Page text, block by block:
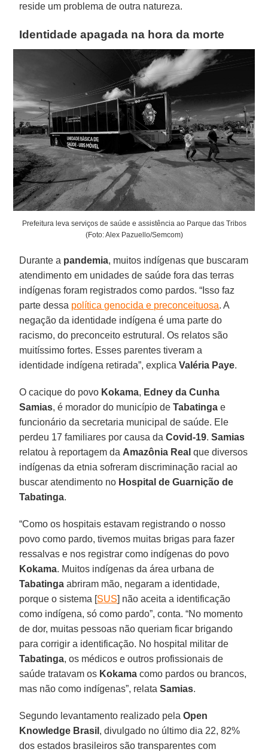
reside um problema de outra natureza.
Identidade apagada na hora da morte
Prefeitura leva serviços de saúde e assistência ao Parque das Tribos
(Foto: Alex Pazuello/Semcom)
Durante a pandemia, muitos indígenas que buscaram
atendimento em unidades de saúde fora das terras
indígenas foram registrados como pardos. “Isso faz
parte dessa política genocida e preconceituosa. A
negação da identidade indígena é uma parte do
racismo, do preconceito estrutural. Os relatos são
muitíssimo fortes. Esses parentes tiveram a
identidade indígena retirada”, explicaValéria Paye.
O cacique do povo Kokama, Edney da Cunha
Samias, é morador do município deTabatinga e
funcionário da secretaria municipal de saúde. Ele
perdeu 17 familiares por causa da Covid-19.Samias
relatou à reportagem da Amazônia Real que diversos
indígenas da etnia sofreram discriminação racial ao
buscar atendimento no Hospital de Guarnição de
Tabatinga.
“Como os hospitais estavam registrando o nosso
povo como pardo, tivemos muitas brigas para fazer
ressalvas e nos registrar como indígenas do povo
Kokama. Muitos indígenas da área urbana de
Tabatinga abriram mão, negaram a identidade,
porque o sistema [SUS] não aceita a identificação
como indígena, só como pardo”, conta. “No momento
de dor, muitas pessoas não queriam ficar brigando
para corrigir a identificação. No hospital militar de
Tabatinga, os médicos e outros profissionais de
saúde tratavam os Kokama como pardos ou brancos,
mas não como indígenas”, relataSamias.
Segundo levantamento realizado pelaOpen
Knowledge Brasil , divulgado no último dia 22, 82%
dos estados brasileiros são transparentes com